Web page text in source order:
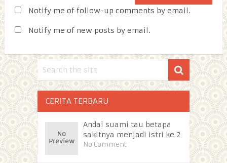
Notify me of follow-up comments by email.
Notify me of new posts by email.
CERITA TERBARU
Andai suami tau betapa
sakitnya menjadi istri ke 2
No Comment